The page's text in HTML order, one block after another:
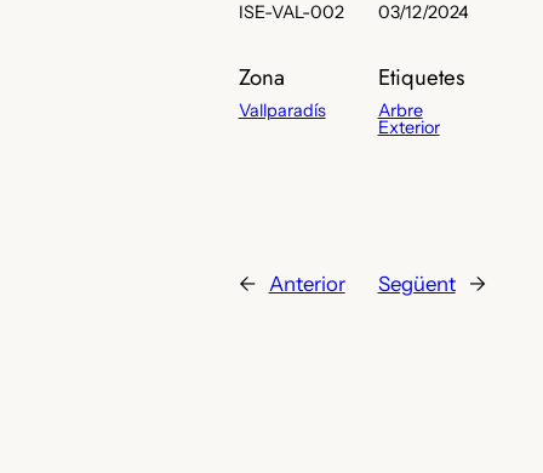
ISE-VAL-002
Zona
Vallparadís
03/12/2024
Etiquetes
Arbre
Exterior
← Anterior Següent →